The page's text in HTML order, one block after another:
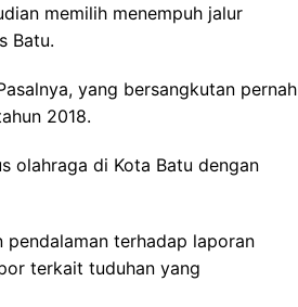
memilih menempuh jalur
Batu.
yang bersangkutan pernah
2018.
olahraga di Kota Batu dengan
pendalaman terhadap laporan
terkait tuduhan yang